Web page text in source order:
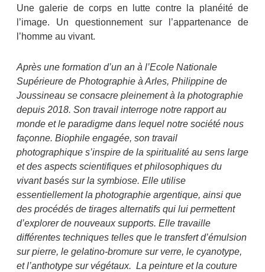
Une galerie de corps en lutte contre la planéité de
l’image. Un questionnement sur l’appartenance de
l’homme au vivant.
Après une formation d’un an à l’Ecole Nationale
Supérieure de Photographie à Arles, Philippine de
Joussineau se consacre pleinement à la photographie
depuis 2018. Son travail interroge notre rapport au
monde et le paradigme dans lequel notre société nous
façonne. Biophile engagée, son travail
photographique s’inspire de la spiritualité au sens large
et des aspects scientifiques et philosophiques du
vivant basés sur la symbiose. Elle utilise
essentiellement la photographie argentique, ainsi que
des procédés de tirages alternatifs qui lui permettent
d’explorer de nouveaux supports. Elle travaille
différentes techniques telles que le transfert d’émulsion
sur pierre, le gelatino-bromure sur verre, le cyanotype,
et l’anthotype sur végétaux. La peinture et la couture